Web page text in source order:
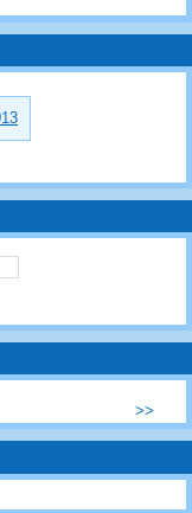
>>